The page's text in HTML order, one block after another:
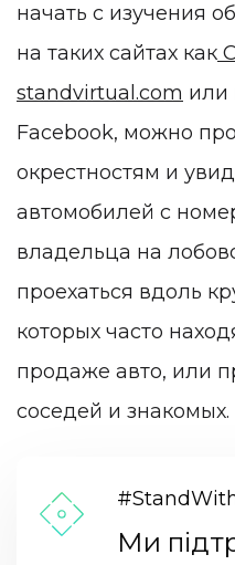
начать с изучения
на таких сайтах как
standvirtual.com или
Facebook, можно
окрестностям и
автомобилей с
владельца на
проехаться вдоль
которых часто
продаже авто, или
соседей и знакомых.
Ми